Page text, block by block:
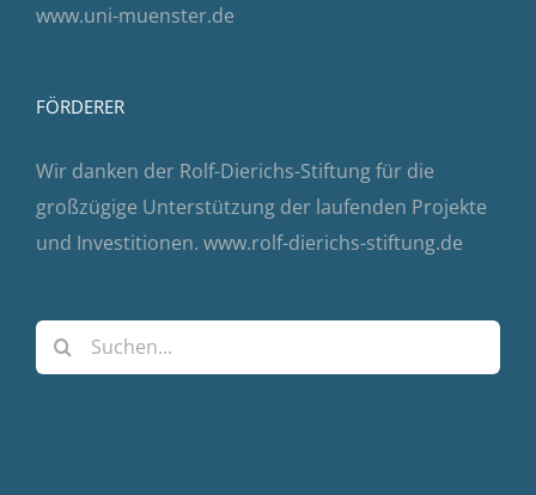
www.uni-muenster.de
FÖRDERER
Wir danken der Rolf-Dierichs-Stiftung für die
großzügige Unterstützung der laufenden Projekte
und Investitionen. www.rolf-dierichs-stiftung.de
Suche
nach: